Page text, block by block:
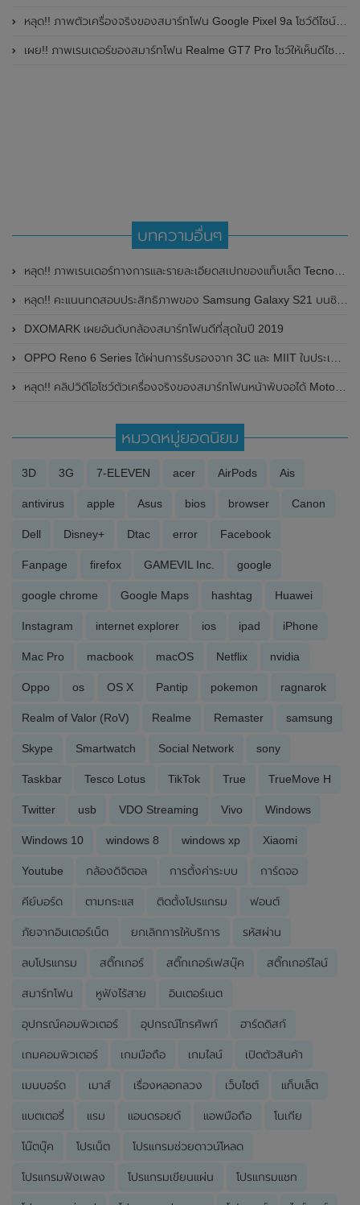
หลุด!! ภาพตัวเครื่องจริงของสมาร์ทโฟน Google Pixel 9a โชว์ดีไซน์ใหม่ กล้องหลังแบนราบ ไม่มีกรอบของกล้องแล้ว
เผย!! ภาพเรนเดอร์ของสมาร์ทโฟน Realme GT7 Pro โชว์ให้เห็นดีไซน์ใหม่ พร้อมเผยรายละเอียดสเปกที่สำคัญบางส่วน
บทความอื่นๆ
หลุด!! ภาพเรนเดอร์ทางการและรายละเอียดสเปกของแท็บเล็ต Tecno Pad ลุ้นเปิดตัวในเร็วๆนี้
หลุด!! คะแนนทดสอบประสิทธิภาพของ Samsung Galaxy S21 บนซิปเซ็ต Enynos 1000 รุ่นล่าสุด จาก Geekbench
DXOMARK เผยอันดับกล้องสมาร์ทโฟนดีที่สุดในปี 2019
OPPO Reno 6 Series ได้ผ่านการรับรองจาก 3C และ MIIT ในประเทศจีนแล้ว คาดเปิดตัวในเร็วๆนี้
หลุด!! คลิปวิดีโอโชว์ตัวเครื่องจริงของสมาร์ทโฟนหน้าพับจอได้ Motorola Razr 3 รุ่นใหม่
หมวดหมู่ยอดนิยม
3D 3G 7-ELEVEN acer AirPods Ais
antivirus apple Asus bios browser Canon
Dell Disney+ Dtac error Facebook
Fanpage firefox GAMEVIL Inc. google
google chrome Google Maps hashtag Huawei
Instagram internet explorer ios ipad iPhone
Mac Pro macbook macOS Netflix nvidia
Oppo os OS X Pantip pokemon ragnarok
Realm of Valor (RoV) Realme Remaster samsung
Skype Smartwatch Social Network sony
Taskbar Tesco Lotus TikTok True TrueMove H
Twitter usb VDO Streaming Vivo Windows
Windows 10 windows 8 windows xp Xiaomi
Youtube กล้องดิจิตอล การตั้งค่าระบบ การ์ดจอ
คีย์บอร์ด ตามกระแส ติดตั้งโปรแกรม ฟอนต์
ภัยจากอินเตอร์เน็ต ยกเลิกการให้บริการ รหัสผ่าน
ลบโปรแกรม สติ๊กเกอร์ สติ๊กเกอร์เฟสบุ๊ค สติ๊กเกอร์ไลน์
สมาร์ทโฟน หูฟังไร้สาย อินเตอร์เนต
อุปกรณ์คอมพิวเตอร์ อุปกรณ์โทรศัพท์ ฮาร์ดดิสก์
เกมคอมพิวเตอร์ เกมมือถือ เกมไลน์ เปิดตัวสินค้า
เมนบอร์ด เมาส์ เรื่องหลอกลวง เว็บไซต์ แท็บเล็ต
แบตเตอรี่ แรม แอนดรอยด์ แอพมือถือ โนเกีย
โน๊ตบุ๊ค โปรเน็ต โปรแกรมช่วยดาวน์โหลด
โปรแกรมฟังเพลง โปรแกรมเขียนแผ่น โปรแกรมแชท